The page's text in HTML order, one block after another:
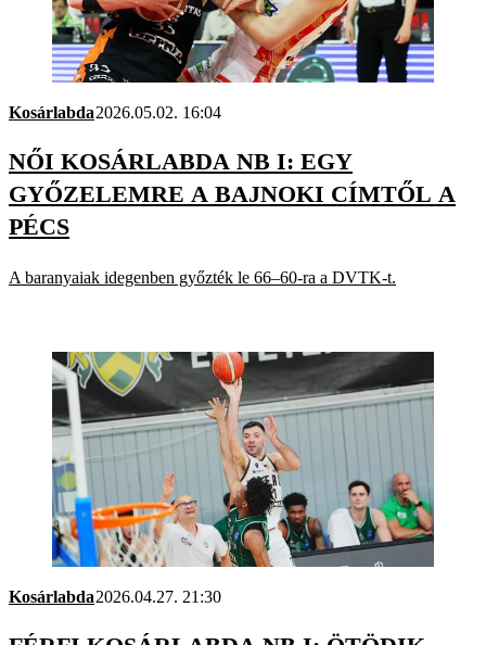
Kosárlabda2026.05.02. 16:04
NŐI KOSÁRLABDA NB I: EGY
GYŐZELEMRE A BAJNOKI CÍMTŐL A
PÉCS
A baranyaiak idegenben győzték le 66–60-ra a DVTK-t.
Kosárlabda2026.04.27. 21:30